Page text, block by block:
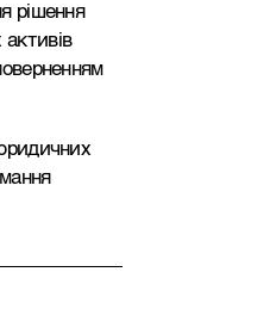
рішення